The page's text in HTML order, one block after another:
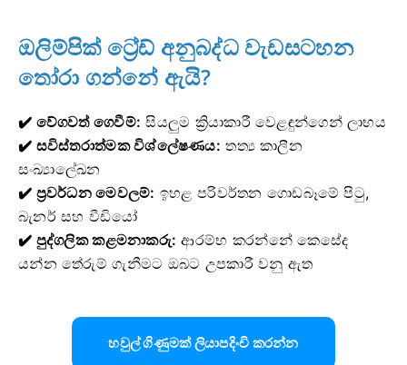
ඔලිම්පික් ට්‍රේඩ් අනුබද්ධ වැඩසටහන
තෝරා ගන්නේ ඇයි?
✔️ වේගවත් ගෙවීම්: සියලුම ක්‍රියාකාරී වෙළඳුන්ගෙන් ලාභය
✔️ සවිස්තරාත්මක විශ්ලේෂණය: තත්‍ය කාලීන
සංඛ්‍යාලේඛන
✔️ ප්‍රවර්ධන මෙවලම්: ඉහළ පරිවර්තන ගොඩබෑමේ පිටු,
බැනර් සහ වීඩියෝ
✔️ පුද්ගලික කළමනාකරු: ආරම්භ කරන්නේ කෙසේද
යන්න තේරුම් ගැනීමට ඔබට උපකාරී වනු ඇත
හවුල් ගිණුමක් ලියාපදිංචි කරන්න